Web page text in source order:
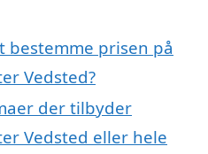
bestemme prisen på
Vedsted?
der tilbyder
Vedsted eller hele